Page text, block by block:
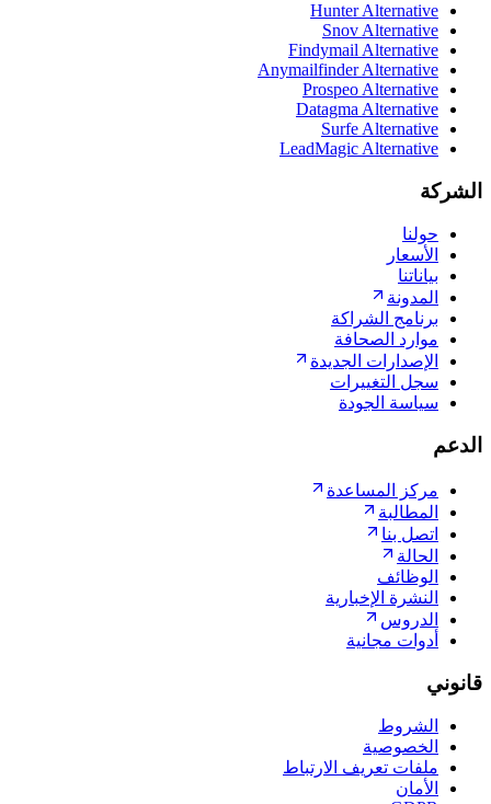
Hunter Alternative
Snov Alternative
Findymail Alternative
Anymailfinder Alternative
Prospeo Alternative
Datagma Alternative
Surfe Alternative
LeadMagic Alternative
الشركة
حولنا
الأسعار
بياناتنا
المدونة
برنامج الشراكة
موارد الصحافة
الإصدارات الجديدة
سجل التغييرات
سياسة الجودة
الدعم
مركز المساعدة
المطالبة
اتصل بنا
الحالة
الوظائف
النشرة الإخبارية
الدروس
أدوات مجانية
قانوني
الشروط
الخصوصية
ملفات تعريف الارتباط
الأمان